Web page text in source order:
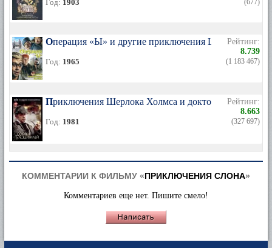
Год: 1903 (677)
Операция «Ы» и другие приключения Шурика
Год: 1965
Рейтинг:
8.739
(1 183 467)
Приключения Шерлока Холмса и доктора Ватсона:
Год: 1981
Рейтинг:
8.663
(327 697)
КОММЕНТАРИИ К ФИЛЬМУ «ПРИКЛЮЧЕНИЯ СЛОНА»
Комментариев еще нет. Пишите смело!